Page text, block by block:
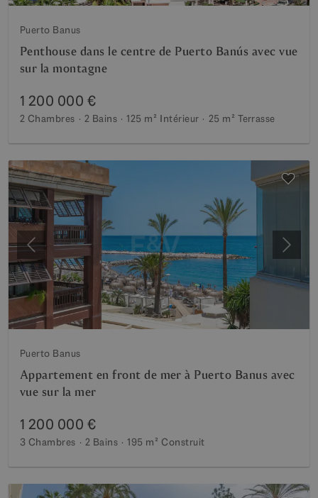
Puerto Banus
Penthouse dans le centre de Puerto Banús avec vue
sur la montagne
1 200 000 €
2 Chambres 2 Bains 125 m² Intérieur 25 m² Terrasse
Précédent
Puerto Banus
Appartement en front de mer à Puerto Banus avec
vue sur la mer
1 200 000 €
3 Chambres 2 Bains 195 m² Construit